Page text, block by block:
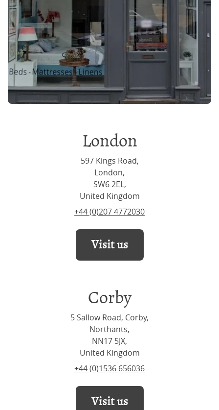
London
597 Kings Road,
London,
SW6 2EL,
United Kingdom
+44 (0)207 4772030
Visit us
Corby
5 Sallow Road, Corby,
Northants,
NN17 5JX,
United Kingdom
+44 (0)1536 656036
Visit us